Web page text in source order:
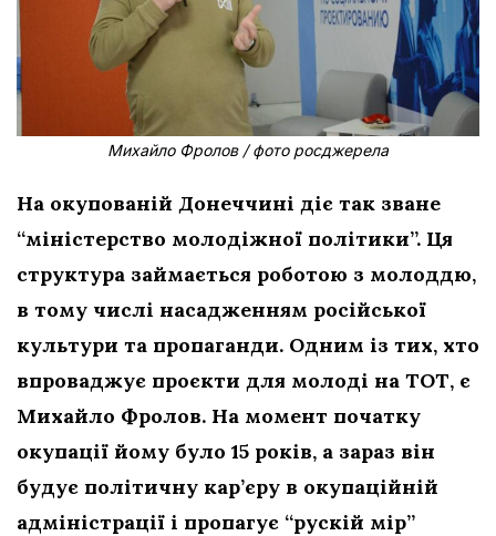
Михайло Фролов / фото росджерела
На окупованій Донеччині діє так зване
“міністерство молодіжної політики”. Ця
структура займається роботою з молоддю,
в тому числі насадженням російської
культури та пропаганди. Одним із тих, хто
впроваджує проєкти для молоді на ТОТ, є
Михайло Фролов. На момент початку
окупації йому було 15 років, а зараз він
будує політичну кар’єру в окупаційній
адміністрації і пропагує “рускій мір”